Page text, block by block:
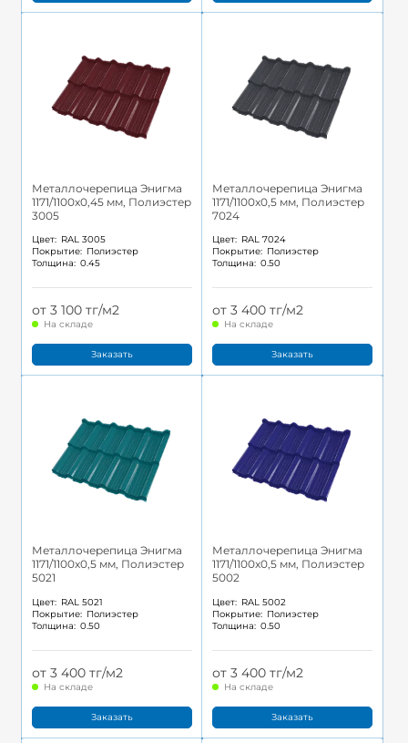
Металлочерепица Энигма
1171/1100x0,45 мм, Полиэстер
3005
Цвет: RAL 3005
Покрытие: Полиэстер
Толщина: 0.45
от 3 100 тг/м2
На складе
Заказать
Металлочерепица Энигма
1171/1100x0,5 мм, Полиэстер
7024
Цвет: RAL 7024
Покрытие: Полиэстер
Толщина: 0.50
от 3 400 тг/м2
На складе
Заказать
Металлочерепица Энигма
1171/1100x0,5 мм, Полиэстер
5021
Цвет: RAL 5021
Покрытие: Полиэстер
Толщина: 0.50
от 3 400 тг/м2
На складе
Заказать
Металлочерепица Энигма
1171/1100x0,5 мм, Полиэстер
5002
Цвет: RAL 5002
Покрытие: Полиэстер
Толщина: 0.50
от 3 400 тг/м2
На складе
Заказать